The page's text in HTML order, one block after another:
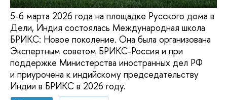
5-6 марта 2026 года на площадке Русского дома в
Дели, Индия состоялась Международная школа
БРИКС: Новое поколение. Она была организована
Экспертным советом БРИКС-Россия и при
поддержке Министерства иностранных дел РФ
и приурочена к индийскому председательству
Индии в БРИКС в 2026 году.